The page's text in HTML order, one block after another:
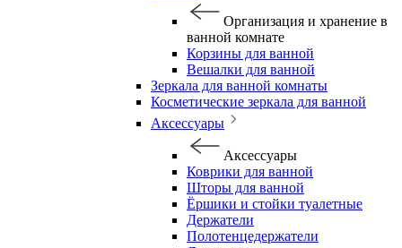
Организация и хранение в
ванной комнате
Корзины для ванной
Вешалки для ванной
Зеркала для ванной комнаты
Косметические зеркала для ванной
Аксессуары
Аксессуары
Коврики для ванной
Шторы для ванной
Ёршики и стойки туалетные
Держатели
Полотенцедержатели